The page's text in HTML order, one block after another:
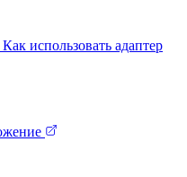
Как использовать адаптер